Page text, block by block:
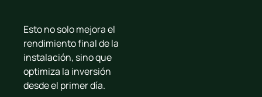
Esto no solo mejora el
rendimiento final de la
instalación, sino que
optimiza la inversión
desde el primer día.